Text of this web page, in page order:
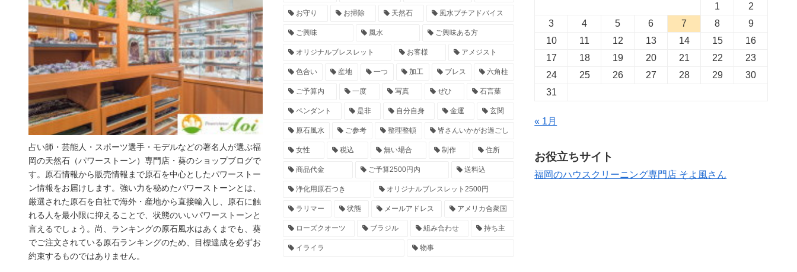
占い師・芸能人・スポーツ選手・モデルなどの著名人が選ぶ福
岡の天然石（パワーストーン）専門店・葵のショップブログで
す。原石情報から販売情報まで原石を中心としたパワーストー
ン情報をお届けします。強い力を秘めたパワーストーンとは、
厳選された原石を自社で海外・産地から直接輸入し、原石に触
れる人を最小限に抑えることで、状態のいいパワーストーンと
言えるでしょう。尚、ランキングの原石風水はあくまでも、葵
でご注文されている原石ランキングのため、目標達成を必ずお
約束するものではありません。
お守り お掃除 天然石 風水プチアドバイス
ご興味 風水 ご興味ある方
オリジナルブレスレット お客様 アメジスト
色合い 産地 一つ 加工 ブレス 六角柱
ご予算内 一度 写真 ぜひ 石言葉
ペンダント 是非 自分自身 金運 玄関
原石風水 ご参考 整理整頓 皆さんいかがお過ごし
女性 税込 無い場合 制作 住所
商品代金 ご予算2500円内 送料込
浄化用原石つき オリジナルブレスレット2500円
ラリマー 状態 メールアドレス アメリカ合衆国
ローズクオーツ ブラジル 組み合わせ 持ち主
イライラ 物事
1
2
3
4 5 6 7 8
9
10
11 12 13 14 15
16
17
18 19 20 21 22
23
24
25 26 27 28 29
30
31
« 1月
お役立ちサイト
福岡のハウスクリーニング専門店 そよ風さん